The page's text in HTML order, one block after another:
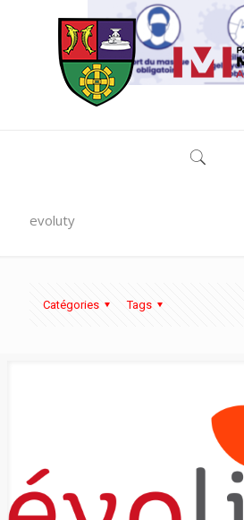
evoluty
Catégories Tags